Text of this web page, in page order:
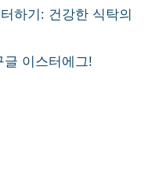
하기: 건강한 식탁의
글 이스터에그!